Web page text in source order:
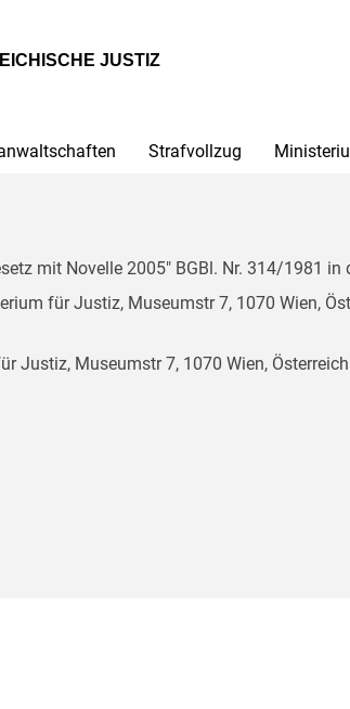
JUSTIZ
Strafvollzug
mit Novelle 2005" BGBl. Nr. 314/1981 in
für Justiz, Museumstr 7, 1070 Wien,
Justiz, Museumstr 7, 1070 Wien, Österreich